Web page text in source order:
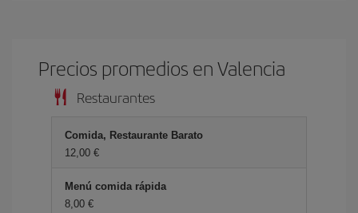
Precios promedios en Valencia
Restaurantes
Comida, Restaurante Barato
12,00 €
Menú comida rápida
8,00 €